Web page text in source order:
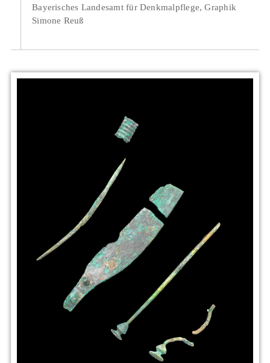
Bayerisches Landesamt für Denkmalpflege, Graphik
Simone Reuß